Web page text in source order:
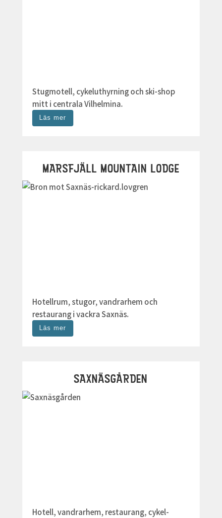
Stugmotell, cykeluthyrning och ski-shop
mitt i centrala Vilhelmina.
Läs mer
MARSFJÄLL MOUNTAIN LODGE
Hotellrum, stugor, vandrarhem och
restaurang i vackra Saxnäs.
Läs mer
SAXNÄSGÅRDEN
Hotell, vandrarhem, restaurang, cykel-